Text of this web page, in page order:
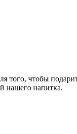
того, чтобы
нашего напитка.